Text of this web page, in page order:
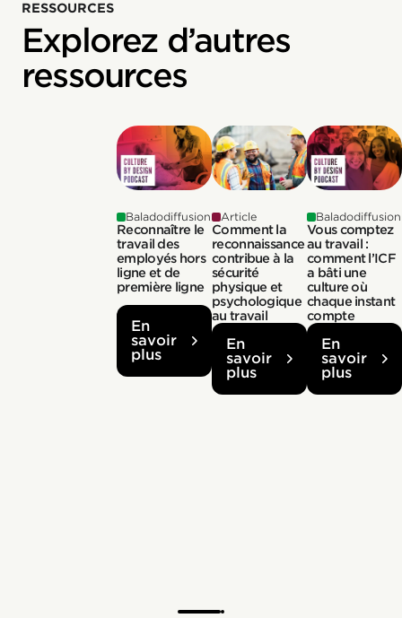
RESSOURCES
Explorez d’autres
ressources
Baladodiffusion
Reconnaître le
travail des
employés hors
ligne et de
première ligne
En
savoir
plus
Article
Comment la
reconnaissance
contribue à la
sécurité
physique et
psychologique
au travail
En
savoir
plus
Baladodiffusion
Vous comptez
au travail :
comment l’ICF
a bâti une
culture où
chaque instant
compte
En
savoir
plus